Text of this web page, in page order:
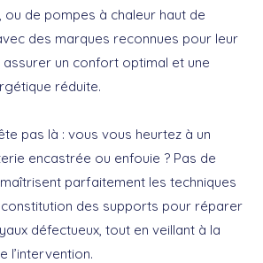
de pompes à chaleur haut de
des marques reconnues pour leur
un confort optimal et une
réduite.
pas là : vous vous heurtez à un
encastrée ou enfouie ? Pas de
parfaitement les techniques
des supports pour réparer
défectueux, tout en veillant à la
l’intervention.